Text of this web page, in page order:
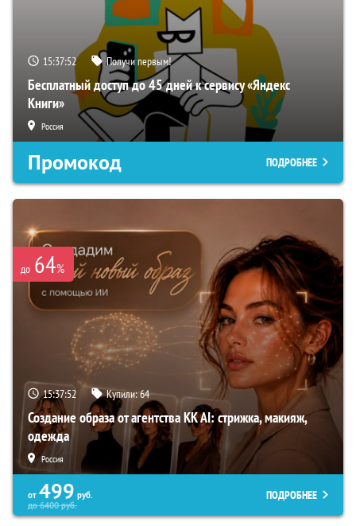
15:37:51 Получи первым!
Бесплатный доступ до 45 дней к сервису «Яндекс
Книги»
Россия
Промокод ПОДРОБНЕЕ
до 64%
15:37:51 Купили:64
Создание образа от агентства KK AI: стрижка, макияж,
одежда
Россия
от 499 руб.
до6400руб.
ПОДРОБНЕЕ